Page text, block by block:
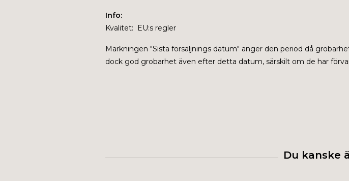
Info:
Kvalitet: EU:s regler
Märkningen "Sista försäljnings datum" anger den period då
dock god grobarhet även efter detta datum, särskilt om de har